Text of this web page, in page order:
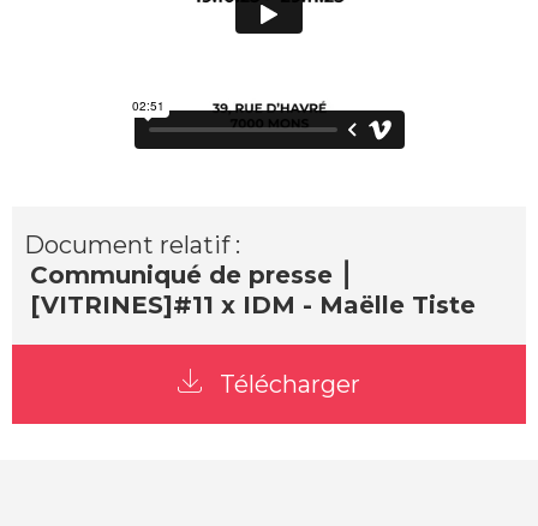
Document relatif :
Communiqué de presse ⎮
[VITRINES]#11 x IDM - Maëlle Tiste
Télécharger